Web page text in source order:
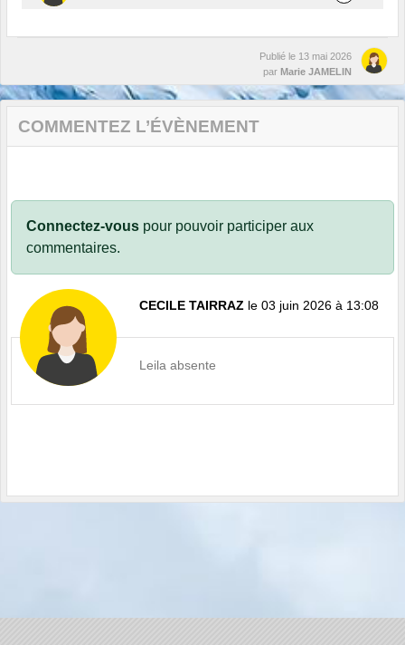
Publié le 13 mai 2026
par Marie JAMELIN
COMMENTEZ L’ÉVÈNEMENT
Connectez-vous pour pouvoir participer aux
commentaires.
CECILE TAIRRAZ le 03 juin 2026 à 13:08
Leila absente